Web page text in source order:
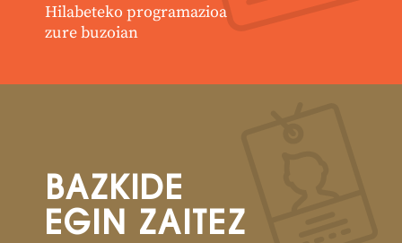
Hilabeteko programazioa
zure buzoian
BAZKIDE
EGIN ZAITEZ